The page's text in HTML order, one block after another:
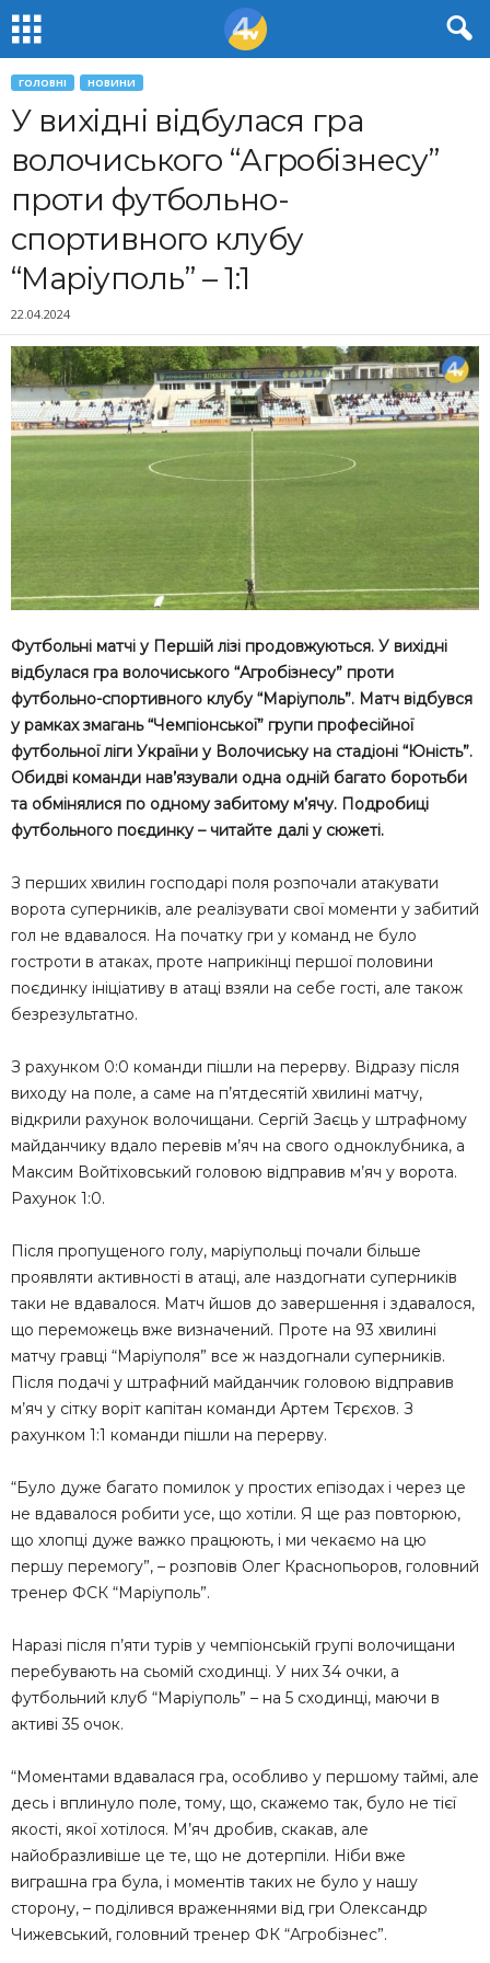
ГОЛОВНІ НОВИНИ
У вихідні відбулася гра
волочиського “Агробізнесу”
проти футбольно-
спортивного клубу
“Маріуполь” – 1:1
22.04.2024
Футбольні матчі у Першій лізі продовжуються. У вихідні
відбулася гра волочиського “Агробізнесу” проти
футбольно-спортивного клубу “Маріуполь”. Матч відбувся
у рамках змагань “Чемпіонської” групи професійної
футбольної ліги України у Волочиську на стадіоні “Юність”.
Обидві команди нав’язували одна одній багато боротьби
та обмінялися по одному забитому м’ячу. Подробиці
футбольного поєдинку – читайте далі у сюжеті.
З перших хвилин господарі поля розпочали атакувати
ворота суперників, але реалізувати свої моменти у забитий
гол не вдавалося. На початку гри у команд не було
гостроти в атаках, проте наприкінці першої половини
поєдинку ініціативу в атаці взяли на себе гості, але також
безрезультатно.
З рахунком 0:0 команди пішли на перерву. Відразу після
виходу на поле, а саме на п’ятдесятій хвилині матчу,
відкрили рахунок волочищани. Сергій Заєць у штрафному
майданчику вдало перевів м’яч на свого одноклубника, а
Максим Войтіховський головою відправив м’яч у ворота.
Рахунок 1:0.
Після пропущеного голу, маріупольці почали більше
проявляти активності в атаці, але наздогнати суперників
таки не вдавалося. Матч йшов до завершення і здавалося,
що переможець вже визначений. Проте на 93 хвилині
матчу гравці “Маріуполя” все ж наздогнали суперників.
Після подачі у штрафний майданчик головою відправив
м’яч у сітку воріт капітан команди Артем Тєрєхов. З
рахунком 1:1 команди пішли на перерву.
“Було дуже багато помилок у простих епізодах і через це
не вдавалося робити усе, що хотіли. Я ще раз повторюю,
що хлопці дуже важко працюють, і ми чекаємо на цю
першу перемогу”, – розповів Олег Краснопьоров, головний
тренер ФСК “Маріуполь”.
Наразі після п’яти турів у чемпіонській групі волочищани
перебувають на сьомій сходинці. У них 34 очки, а
футбольний клуб “Маріуполь” – на 5 сходинці, маючи в
активі 35 очок.
“Моментами вдавалася гра, особливо у першому таймі, але
десь і вплинуло поле, тому, що, скажемо так, було не тієї
якості, якої хотілося. М’яч дробив, скакав, але
найобразливіше це те, що не дотерпіли. Ніби вже
виграшна гра була, і моментів таких не було у нашу
сторону, – поділився враженнями від гри Олександр
Чижевський, головний тренер ФК “Агробізнес”.